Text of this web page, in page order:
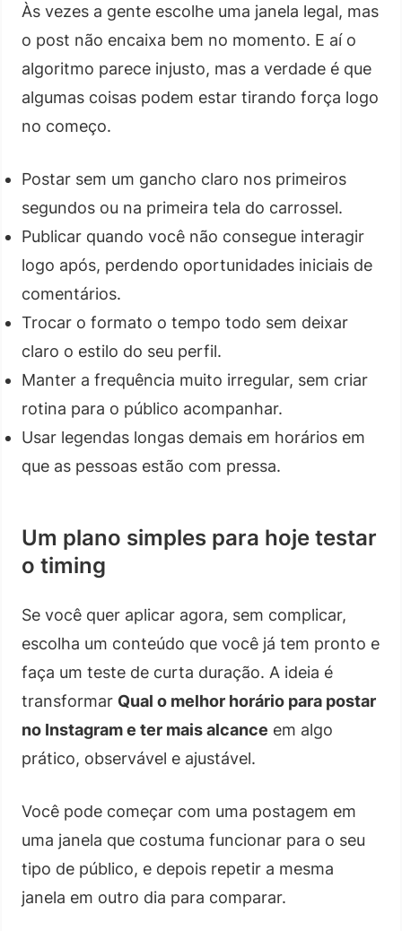
Às vezes a gente escolhe uma janela legal, mas
o post não encaixa bem no momento. E aí o
algoritmo parece injusto, mas a verdade é que
algumas coisas podem estar tirando força logo
no começo.
Postar sem um gancho claro nos primeiros
segundos ou na primeira tela do carrossel.
Publicar quando você não consegue interagir
logo após, perdendo oportunidades iniciais de
comentários.
Trocar o formato o tempo todo sem deixar
claro o estilo do seu perfil.
Manter a frequência muito irregular, sem criar
rotina para o público acompanhar.
Usar legendas longas demais em horários em
que as pessoas estão com pressa.
Um plano simples para hoje testar
o timing
Se você quer aplicar agora, sem complicar,
escolha um conteúdo que você já tem pronto e
faça um teste de curta duração. A ideia é
transformar Qual o melhor horário para postar
no Instagram e ter mais alcance em algo
prático, observável e ajustável.
Você pode começar com uma postagem em
uma janela que costuma funcionar para o seu
tipo de público, e depois repetir a mesma
janela em outro dia para comparar.